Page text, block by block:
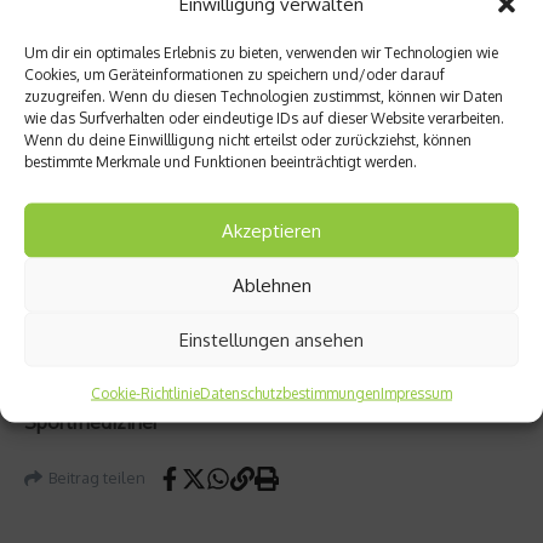
Um dir ein optimales Erlebnis zu bieten, verwenden wir Technologien wie
Cookies, um Geräteinformationen zu speichern und/oder darauf
zuzugreifen. Wenn du diesen Technologien zustimmst, können wir Daten
wie das Surfverhalten oder eindeutige IDs auf dieser Website verarbeiten.
Wenn du deine Einwillligung nicht erteilst oder zurückziehst, können
bestimmte Merkmale und Funktionen beeinträchtigt werden.
Akzeptieren
Ablehnen
Einstellungen ansehen
Cookie-RichtlinieDatenschutzbestimmungenImpressum
Darauf, dass du deine Kraft steigert und sich ggf. deine
Muskelmasse erhöht.
Die Kraftsteigerung erkennst du an deinen
Trainingsgewichten und den Muskelzuwachs mit Hilfe
einer Analyse der Körperkomposition,
Umfangsmessungen und auf der Waage. Es heißt
Viel Spaß weiterhin beim Training
Dr. Markus Klingenberg
Sportmediziner
Beitrag teilen